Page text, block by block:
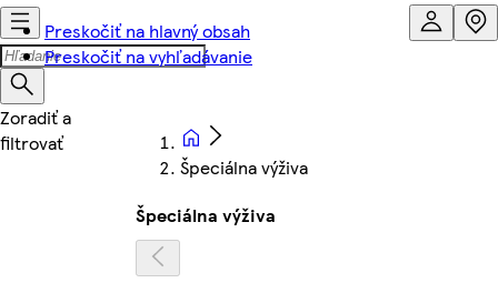
Preskočiť na hlavný obsah
Preskočiť na vyhľadávanie
Špeciálna výživa
Špeciálna výživa